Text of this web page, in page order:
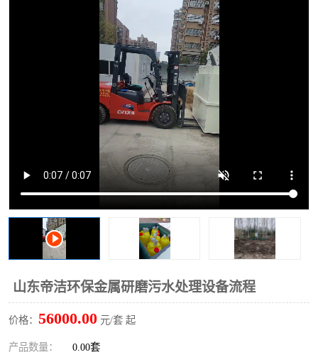
山东帝洁环保金属研磨污水处理设备流程
价格： 56000.00 元/套 起
产品数量： 0.00套
养殖污水处理设备 洗涤污水处理设备
洗车废水处理设备 实验室污水处理设备
平流式溶气气浮机 风景区旅游景点污水处理
设备
高速服务区收费站污水处 微动力生化污水处理设备
海鲜加工污水处理设备 蒸发器设备价格
客运站污水处理设备 航站楼厕所污水处理设备
UASB厌氧塔 加油站油田景点旅游区污
风电场变电站污水处理设
备
叠螺污泥脱水机
疾控中心一体化设备处理 一体化净北槽污水处理设
餐具消毒污水处理设备